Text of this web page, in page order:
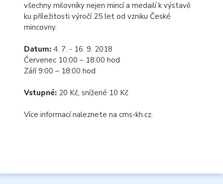
všechny milovníky nejen mincí a medailí k výstavě
ku příležitosti výročí 25 let od vzniku České
mincovny.
Datum: 4. 7. - 16. 9. 2018
Červenec 10:00 – 18:00 hod
Září 9:00 – 18:00 hod
Vstupné: 20 Kč, snížené 10 Kč
Více informací naleznete na cms-kh.cz.